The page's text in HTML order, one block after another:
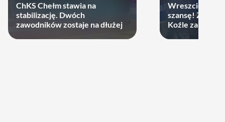
ChKS Chełm stawia na
stabilizację. Dwóch
zawodników zostaje na dłużej
Wreszcie
szansę!
Koźle